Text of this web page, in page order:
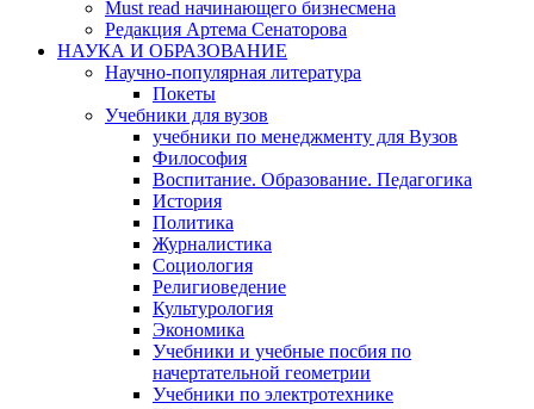
Must read начинающего бизнесмена
Редакция Артема Сенаторова
НАУКА И ОБРАЗОВАНИЕ
Научно-популярная литература
Покеты
Учебники для вузов
учебники по менеджменту для Вузов
Философия
Воспитание. Образование. Педагогика
История
Политика
Журналистика
Социология
Религиоведение
Культурология
Экономика
Учебники и учебные посбия по
начертательной геометрии
Учебники по электротехнике